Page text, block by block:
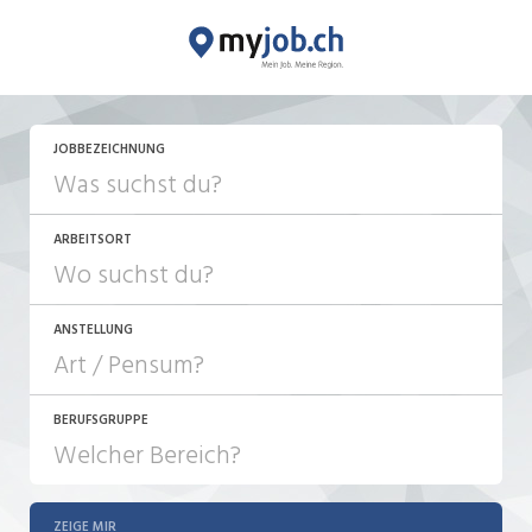
JOBBEZEICHNUNG
ARBEITSORT
ANSTELLUNG
JOB-TYP
Festanstellung
BERUFSGRUPPE
ZEIGE MIR